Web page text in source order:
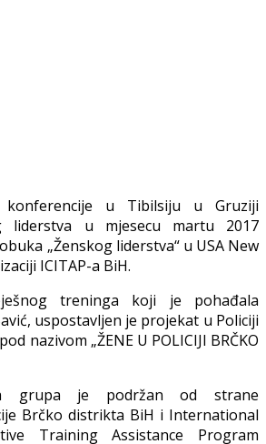
u Tibilsiju u Gruziji
liderstva u mjesecu martu 2017
„Ženskog liderstva“ u USA New
ICITAP-a BiH.
treninga koji je pohađala
uspostavljen je projekat u Policiji
nazivom „ŽENE U POLICIJI BRČKO
grupa je podržan od strane
Brčko distrikta BiH i International
Training Assistance Program